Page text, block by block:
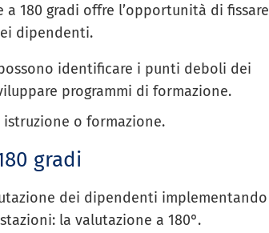
180 gradi offre l’opportunità di fissare
dipendenti.
identificare i punti deboli dei
programmi di formazione.
o formazione.
gradi
dei dipendenti implementando
la valutazione a 180°.